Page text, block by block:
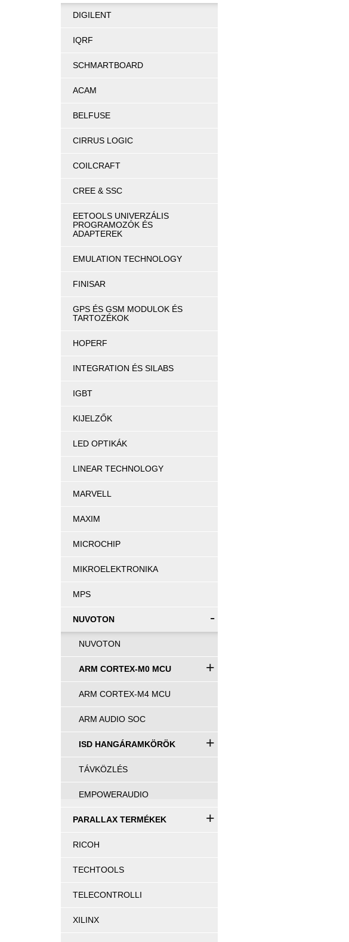
DIGILENT
IQRF
SCHMARTBOARD
ACAM
BELFUSE
CIRRUS LOGIC
COILCRAFT
CREE & SSC
EETOOLS UNIVERZÁLIS
PROGRAMOZÓK ÉS
ADAPTEREK
EMULATION TECHNOLOGY
FINISAR
GPS ÉS GSM MODULOK ÉS
TARTOZÉKOK
HOPERF
INTEGRATION ÉS SILABS
IGBT
KIJELZŐK
LED OPTIKÁK
LINEAR TECHNOLOGY
MARVELL
MAXIM
MICROCHIP
MIKROELEKTRONIKA
MPS
NUVOTON -
NUVOTON
ARM CORTEX-M0 MCU +
ARM CORTEX-M4 MCU
ARM AUDIO SOC
ISD HANGÁRAMKÖRÖK +
TÁVKÖZLÉS
EMPOWERAUDIO
PARALLAX TERMÉKEK +
RICOH
TECHTOOLS
TELECONTROLLI
XILINX